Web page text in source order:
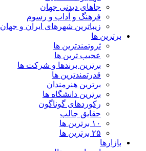
جاهای دیدنی جهان
فرهنگ و آداب و رسوم
زیباترین شهرهای ایران و جهان
برترین ها
ثروتمندترین ها
عجیب ترین ها
برترین برندها و شرکت ها
قدرتمندترین ها
برترین هنرمندان
برترین دانشگاه ها
رکوردهای گوناگون
حقایق جالب
۱۰ برترین ها
۲۵ برترین ها
بازارها